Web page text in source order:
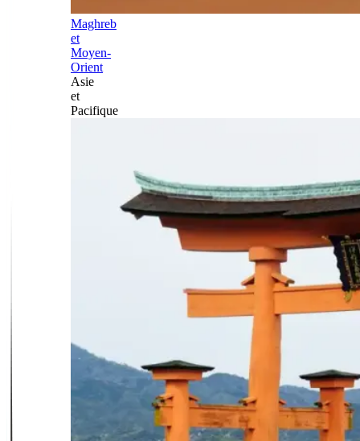
Maghreb
et
Moyen-
Orient
Asie
et
Pacifique